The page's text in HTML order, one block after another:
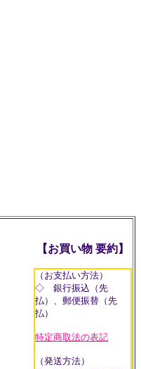
【お買い物 要約】
（お支払い方法）
◇ 銀行振込（先
払）、郵便振替（先
払）
特定商取法の表記
（発送方法）